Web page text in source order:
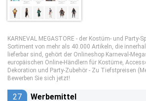
KARNEVAL MEGASTORE - der Kostüm- und Party-
Sortiment von mehr als 40.000 Artikeln, die
lieferbar sind, gehört der Onlineshop Karneval-
europäischen Online-Händlern für Kostüme,
Dekoration und Party-Zubehör - Zu Tiefstpreisen
Bewerben Sie sich jetzt!
27 Werbemittel